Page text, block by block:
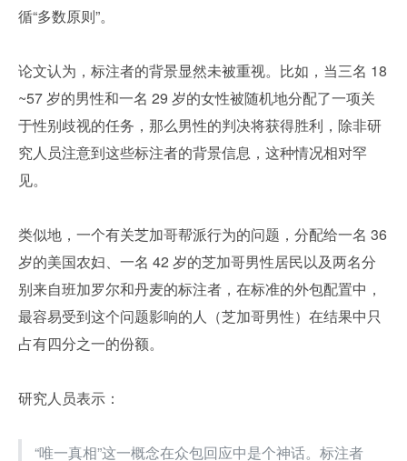
循“多数原则”。
论文认为，标注者的背景显然未被重视。比如，当三名 18
~57 岁的男性和一名 29 岁的女性被随机地分配了一项关
于性别歧视的任务，那么男性的判决将获得胜利，除非研
究人员注意到这些标注者的背景信息，这种情况相对罕
见。
类似地，一个有关芝加哥帮派行为的问题，分配给一名 36
岁的美国农妇、一名 42 岁的芝加哥男性居民以及两名分
别来自班加罗尔和丹麦的标注者，在标准的外包配置中，
最容易受到这个问题影响的人（芝加哥男性）在结果中只
占有四分之一的份额。
研究人员表示：
“唯一真相”这一概念在众包回应中是个神话。标注者